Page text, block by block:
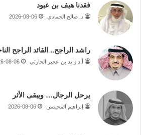
فقدنا هيف بن عبود
د. صالح الحمادي 2026-08-06
راشد الراجح.. القائد الراجح
أ.د زايد بن عجير الحارثي 08-06
يرحل الرجال… ويبقى الأثر
إبراهيم المحيسن 2026-08-06